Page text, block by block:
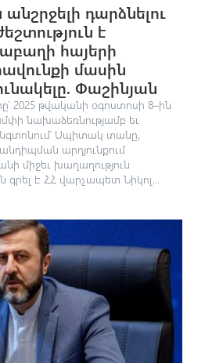
դարձնելու
է
հայերի
մասին
Փաշինյան
2025 թվականի օգոստոսի 8–ին
նախաձեռնությամբ եւ
Սպիտակ տանը,
արդյունքում
միջեւ խաղաղություն
է ՀՀ վարչապետ Նիկոլ...